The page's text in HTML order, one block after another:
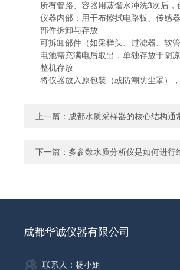
所有管路、容器用蒸馏水冲洗3次后，
仪器内部：用干布擦拭电路板、传感器
部件拆卸与存放
可拆卸部件（如采样头、过滤器、软管
电池需充满电后取出，单独存放于阴凉
整机存放
将仪器放入原包装（或防潮防尘罩），
上一篇： 成都水质采样器的核心结构通
下一篇： 多参数水质分析仪是如何进行
成都华诚仪器有限公司
联系人：杨小姐